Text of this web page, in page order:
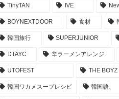
TinyTAN IVE
BOYNEXTDOOR 食材
韓国旅行 SUPERJUNIOR
DTAYC 辛ラーメンアレンジ
UTOFEST THE BOYZ
韓国ワカメスープレシピ 韓国語、